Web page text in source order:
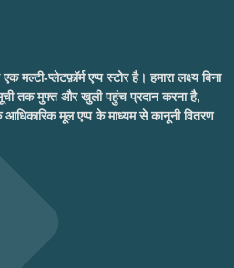
प्लेटफ़ॉर्म एप्प स्टोर है। हमारा लक्ष्य बिना
तक मुफ्त और खुली पहुंच प्रदान करना है,
मूल एप्प के माध्यम से कानूनी वितरण